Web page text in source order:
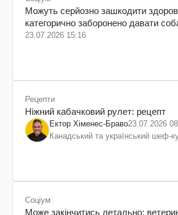
Можуть серйозно зашкодити
категорично заборонено давати
23.07.2026 15:16
Рецепти
Ніжний кабачковий рулет: рецепт
Ектор Хіменес-Браво23.07.2026
Канадський та український шеф-
Соціум
Може закінчитись летально: